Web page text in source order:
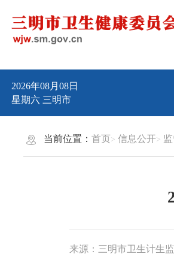
2026年08月08日
星期六 三明市
当前位置：首页 信息公开
来源：三明市卫生计生